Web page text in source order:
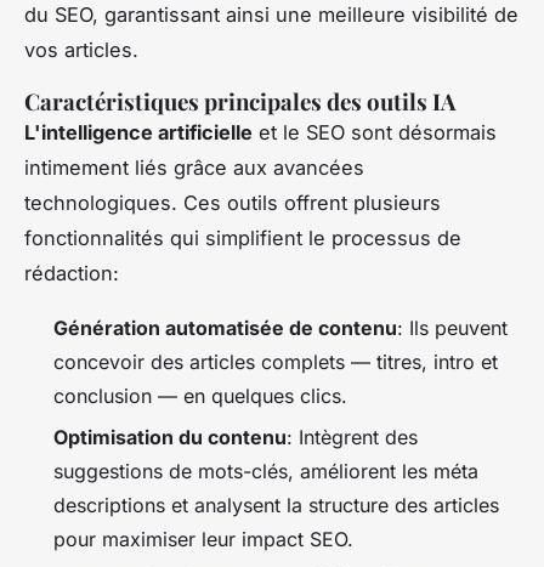
du SEO, garantissant ainsi une meilleure visibilité de
vos articles.
Caractéristiques principales des outils IA
L'intelligence artificielle et le SEO sont désormais
intimement liés grâce aux avancées
technologiques. Ces outils offrent plusieurs
fonctionnalités qui simplifient le processus de
rédaction:
Génération automatisée de contenu: Ils peuvent
concevoir des articles complets — titres, intro et
conclusion — en quelques clics.
Optimisation du contenu: Intègrent des
suggestions de mots-clés, améliorent les méta
descriptions et analysent la structure des articles
pour maximiser leur impact SEO.